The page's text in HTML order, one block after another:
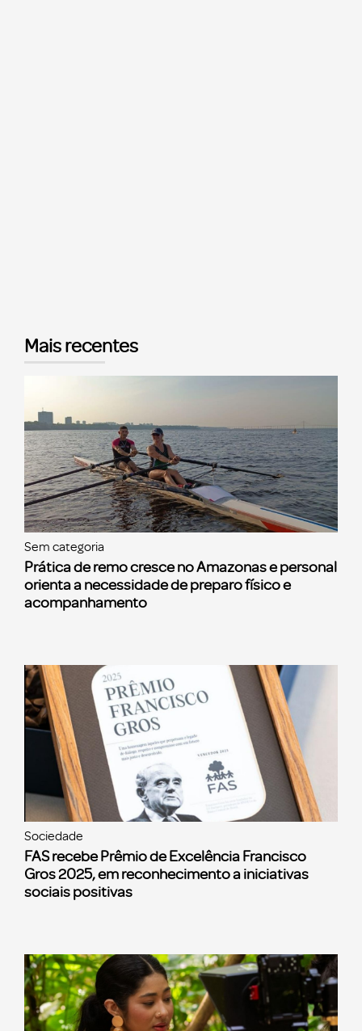
Mais recentes
Sem categoria
Prática de remo cresce no Amazonas e personal
orienta a necessidade de preparo físico e
acompanhamento
Sociedade
FAS recebe Prêmio de Excelência Francisco
Gros 2025, em reconhecimento a iniciativas
sociais positivas